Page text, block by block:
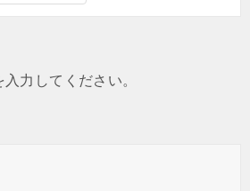
力してください。